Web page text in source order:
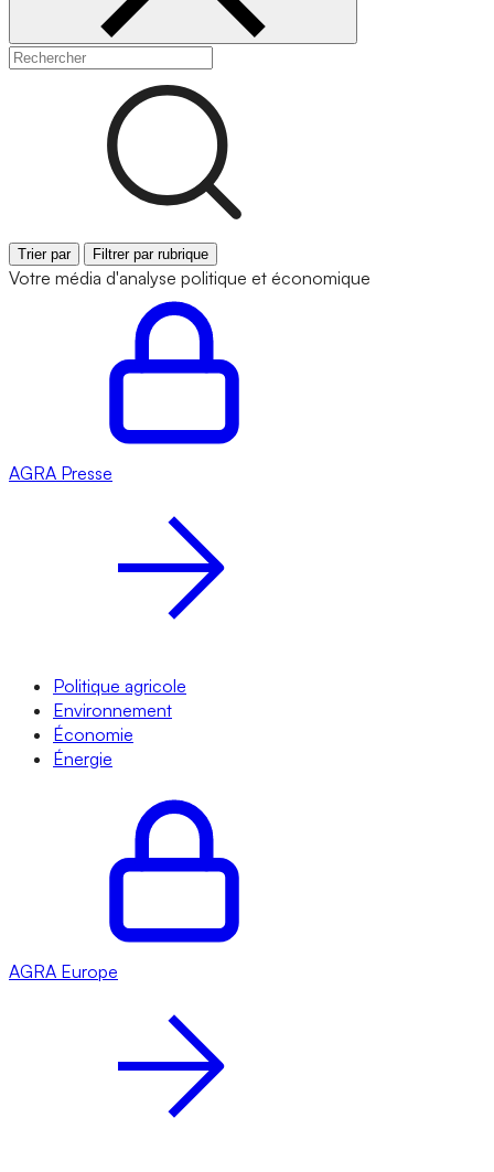
Trier par Filtrer par rubrique
Votre média d'analyse politique et économique
AGRA Presse
Politique agricole
Environnement
Économie
Énergie
AGRA Europe